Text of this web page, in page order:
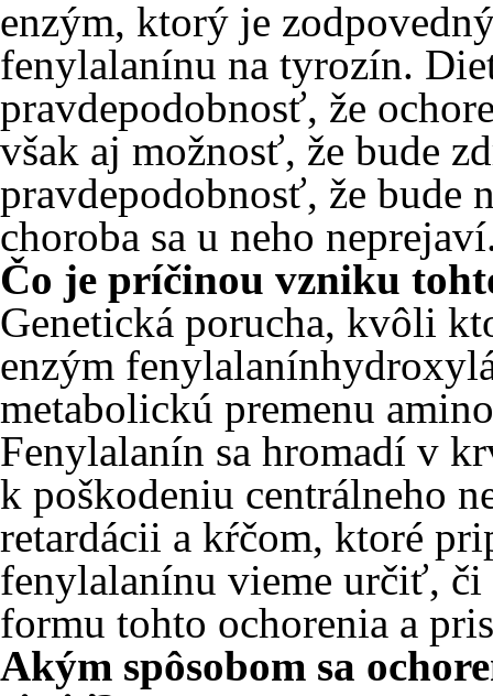
enzým, ktorý je
fenylalanínu na tyrozín.
pravdepodobnosť, že
však aj možnosť, že bude
pravdepodobnosť, že bude
choroba sa u neho
Čo je príčinou vzniku
Genetická porucha, kvôli
enzým
metabolickú premenu
Fenylalanín sa hromadí v
k poškodeniu centrálneho
retardácii a kŕčom, ktoré
fenylalanínu vieme určiť,
formu tohto ochorenia a
Akým spôsobom sa